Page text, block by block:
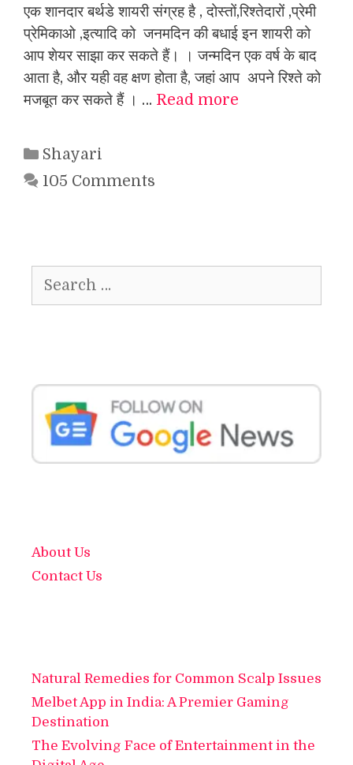
एक शानदार बर्थडे शायरी संग्रह है , दोस्तों,रिश्तेदारों ,प्रेमी
प्रेमिकाओ ,इत्यादि को जनमदिन की बधाई इन शायरी को
आप शेयर साझा कर सकते हैं। । जन्मदिन एक वर्ष के बाद
आता है, और यही वह क्षण होता है, जहां आप अपने रिश्ते को
मजबूत कर सकते हैं । … Read more
Categories
Shayari
105 Comments
for:
About Us
Contact Us
Natural Remedies for Common Scalp Issues
Melbet App in India: A Premier Gaming
Destination
The Evolving Face of Entertainment in the